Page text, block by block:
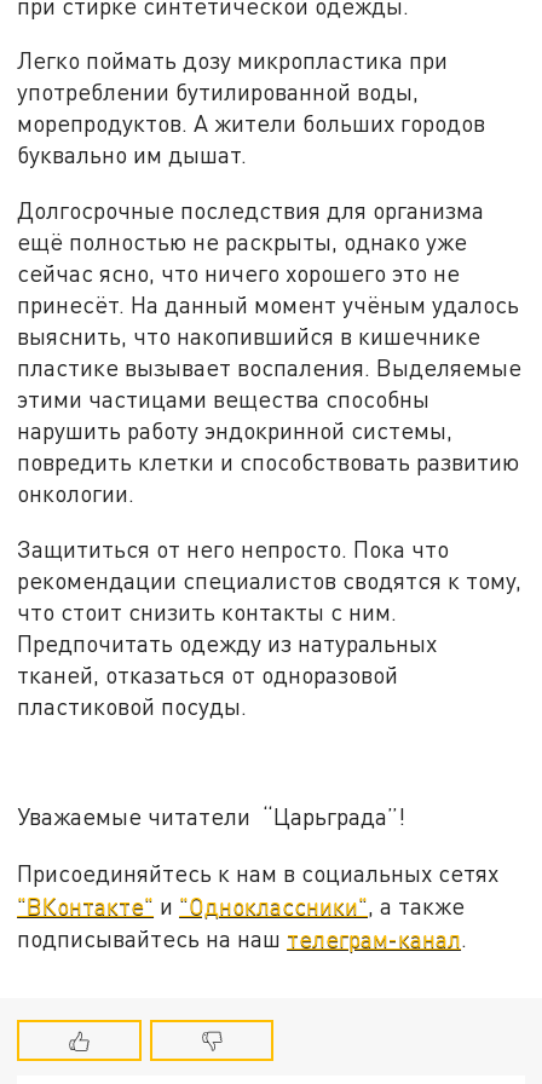
Легко поймать дозу микропластика при
употреблении бутилированной воды,
морепродуктов. А жители больших городов
буквально им дышат.
Долгосрочные последствия для организма
ещё полностью не раскрыты, однако уже
сейчас ясно, что ничего хорошего это не
принесёт. На данный момент учёным удалось
выяснить, что накопившийся в кишечнике
пластике вызывает воспаления. Выделяемые
этими частицами вещества способны
нарушить работу эндокринной системы,
повредить клетки и способствовать развитию
онкологии.
Защититься от него непросто. Пока что
рекомендации специалистов сводятся к тому,
что стоит снизить контакты с ним.
Предпочитать одежду из натуральных
тканей, отказаться от одноразовой
пластиковой посуды.
Уважаемые читатели “Царьграда”!
Присоединяйтесь к нам в социальных сетях
"ВКонтакте" и "Одноклассники", а также
подписывайтесь на наш телеграм-канал.